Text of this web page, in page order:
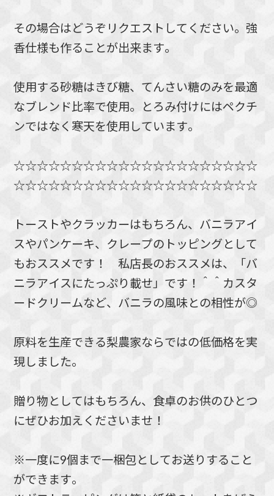
その場合はどうぞリクエストしてください。強
香仕様も作ることが出来ます。
使用する砂糖はきび糖、てんさい糖のみを最適
なブレンド比率で使用。とろみ付けにはペクチ
ンではなく寒天を使用しています。
☆☆☆☆☆☆☆☆☆☆☆☆☆☆☆☆☆☆☆☆☆
☆☆☆☆☆☆☆☆☆☆☆☆☆☆☆☆☆☆☆☆☆
トーストやクラッカーはもちろん、バニラアイ
スやパンケーキ、クレープのトッピングとして
もおススメです！ 私店長のおススメは、「バ
ニラアイスにたっぷり載せ」です！＾＾カスタ
ードクリームなど、バニラの風味との相性が◎
原料を生産できる梨農家ならではの低価格を実
現しました。
贈り物としてはもちろん、食卓のお供のひとつ
にぜひお加えくださいませ！
※一度に9個まで一梱包としてお送りすること
ができます。